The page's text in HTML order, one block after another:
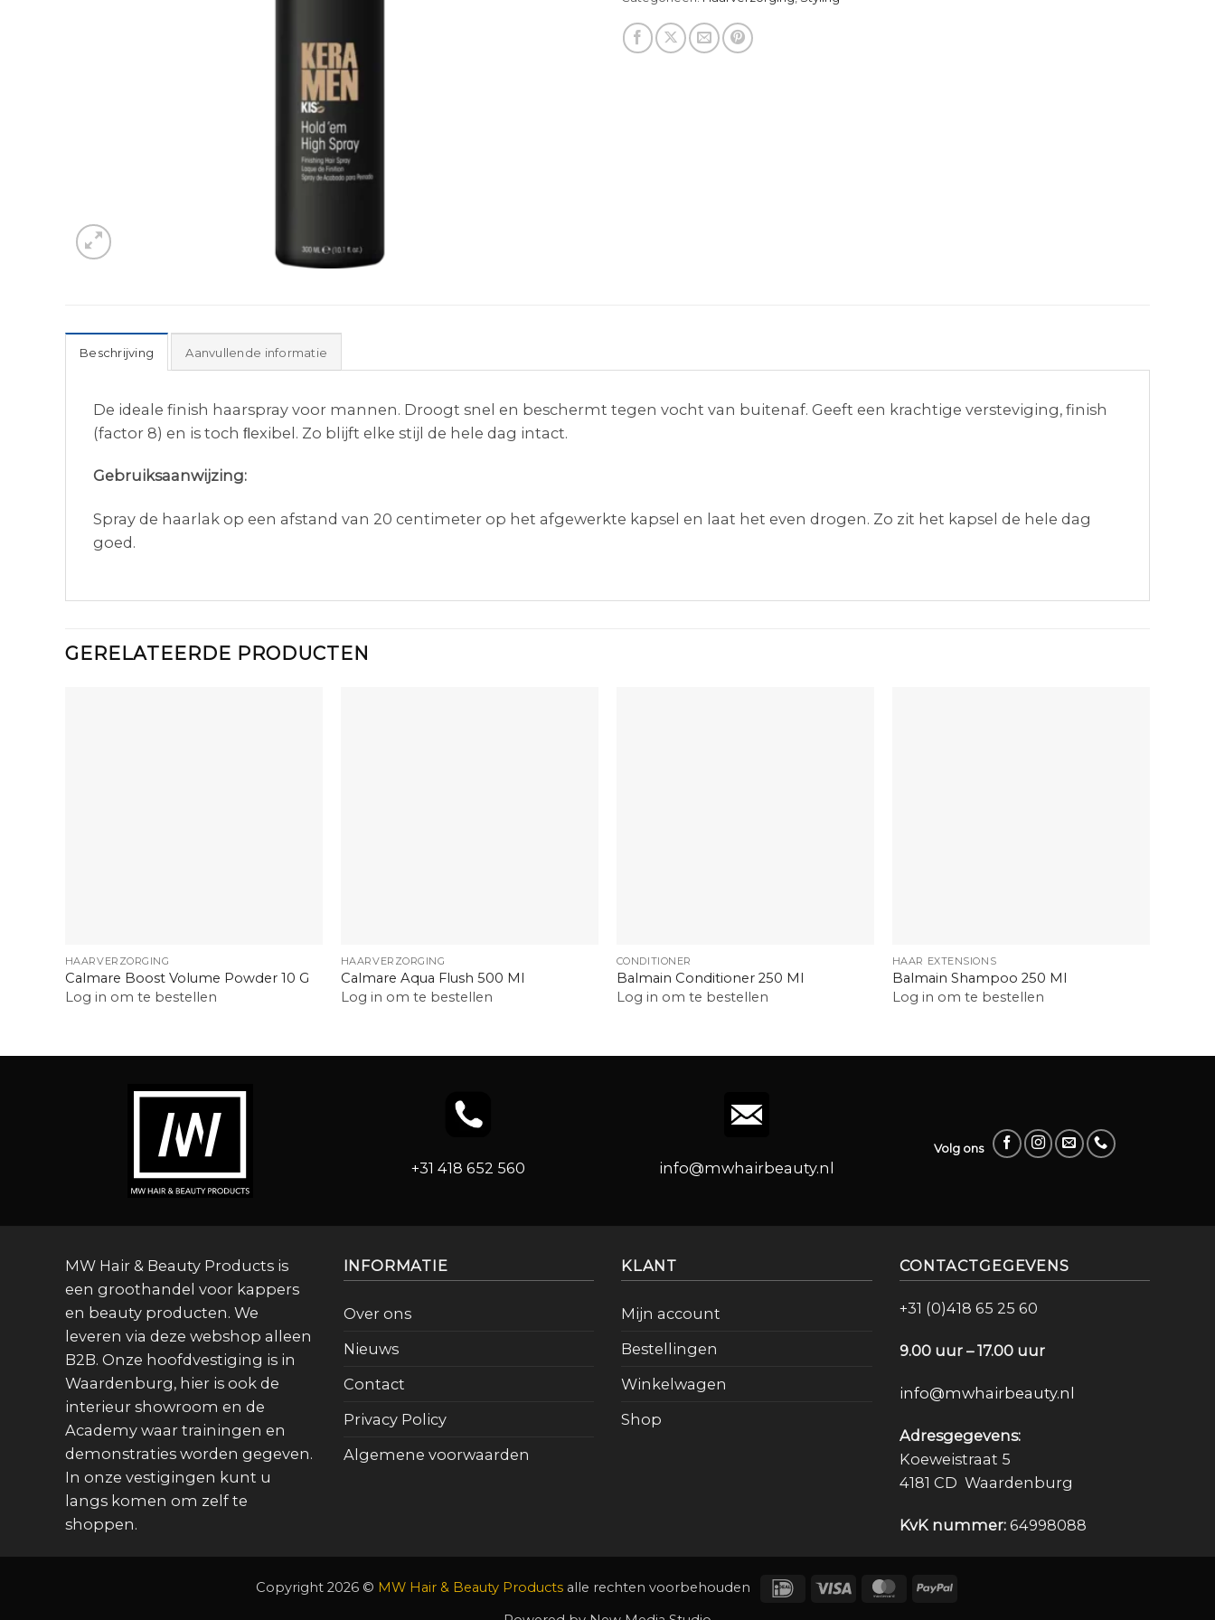
Beschrijving Aanvullende informatie
De ideale finish haarspray voor mannen. Droogt snel en beschermt tegen vocht van buitenaf. Geeft een krachtige versteviging, finish
(factor 8) en is toch ﬂexibel. Zo blijft elke stijl de hele dag intact.
Gebruiksaanwijzing:
Spray de haarlak op een afstand van 20 centimeter op het afgewerkte kapsel en laat het even drogen. Zo zit het kapsel de hele dag
goed.
GERELATEERDE PRODUCTEN
HAARVERZORGING
Calmare Boost Volume Powder 10 G
Log in om te bestellen
HAARVERZORGING
Calmare Aqua Flush 500 Ml
Log in om te bestellen
CONDITIONER
Balmain Conditioner 250 Ml
Log in om te bestellen
HAAR EXTENSIONS
Balmain Shampoo 250 Ml
Log in om te bestellen
+31 418 652 560 info@mwhairbeauty.nl
Volg ons
MW Hair & Beauty Products is
een groothandel voor kappers
en beauty producten. We
leveren via deze webshop alleen
B2B. Onze hoofdvestiging is in
Waardenburg, hier is ook de
interieur showroom en de
Academy waar trainingen en
demonstraties worden gegeven.
In onze vestigingen kunt u
langs komen om zelf te
shoppen.
INFORMATIE
Over ons
Nieuws
Contact
Privacy Policy
Algemene voorwaarden
KLANT
Mijn account
Bestellingen
Winkelwagen
Shop
CONTACTGEGEVENS
+31 (0)418 65 25 60
9.00 uur – 17.00 uur
info@mwhairbeauty.nl
Adresgegevens:
Koeweistraat 5
4181 CD Waardenburg
KvK nummer:64998088
Copyright 2026 © MW Hair & Beauty Productsalle rechten voorbehouden IDeal Visa MasterCardPayPal